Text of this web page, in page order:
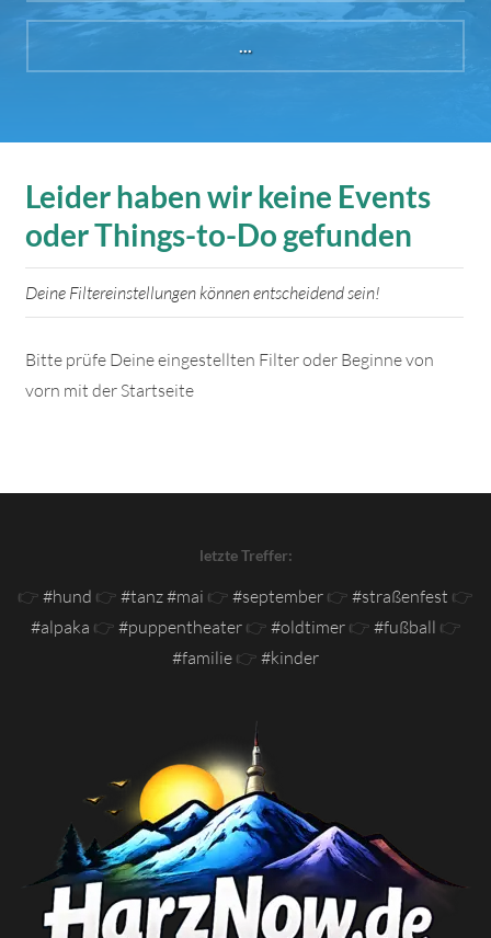
Leider haben wir keine Events
oder Things-to-Do gefunden
Deine Filtereinstellungen können entscheidend sein!
Bitte prüfe Deine eingestellten Filter oder Beginne von
vorn mit der Startseite
letzte Treffer:
👉 #hund 👉 #tanz #mai 👉 #september 👉 #straßenfest 👉
#alpaka 👉 #puppentheater👉 #oldtimer👉 #fußball 👉
#familie 👉 #kinder